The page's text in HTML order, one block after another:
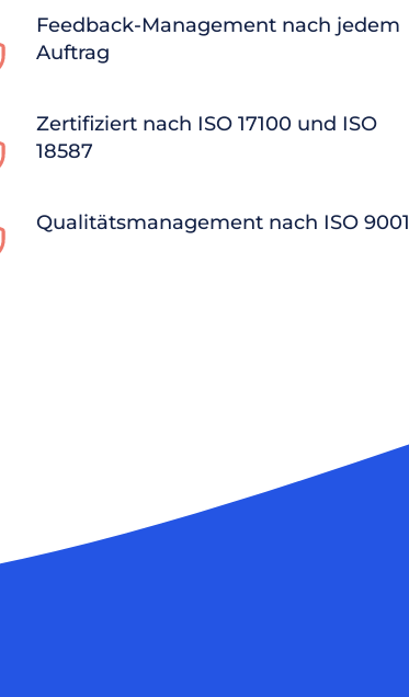
Feedback-Management nach jedem
Auftrag
Zertifiziert nach ISO 17100 und ISO
18587
Qualitätsmanagement nach ISO 9001